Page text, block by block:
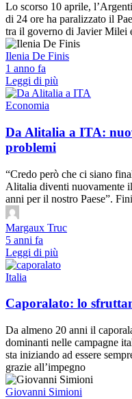
Lo scorso 10 aprile,
di 24 ore ha paralizzato il
tra il governo di Javier Milei
Ilenia De Finis
1 anno fa
Leggi di più
Economia
Da Alitalia a ITA:
problemi
“Credo però che ci siano
Alitalia diventi nuovamente
anni per il nostro Paese”.
Margaux Truc
5 anni fa
Leggi di più
Italia
Caporalato: lo
Da almeno 20 anni il
dominanti nelle campagne
sta iniziando ad essere
grazie all’impegno
Giovanni Simioni